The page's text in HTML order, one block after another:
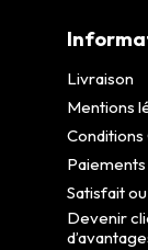
Livraison
Mentions
Satisfait
Devenir